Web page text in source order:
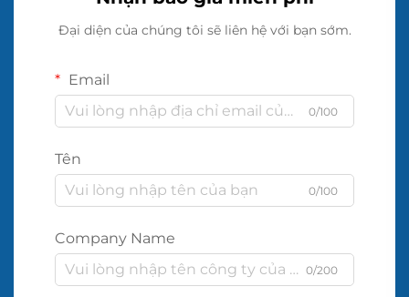
Đại diện của chúng tôi sẽ liên hệ với bạn sớm.
Email
0/100
Tên
0/100
Company Name
0/200